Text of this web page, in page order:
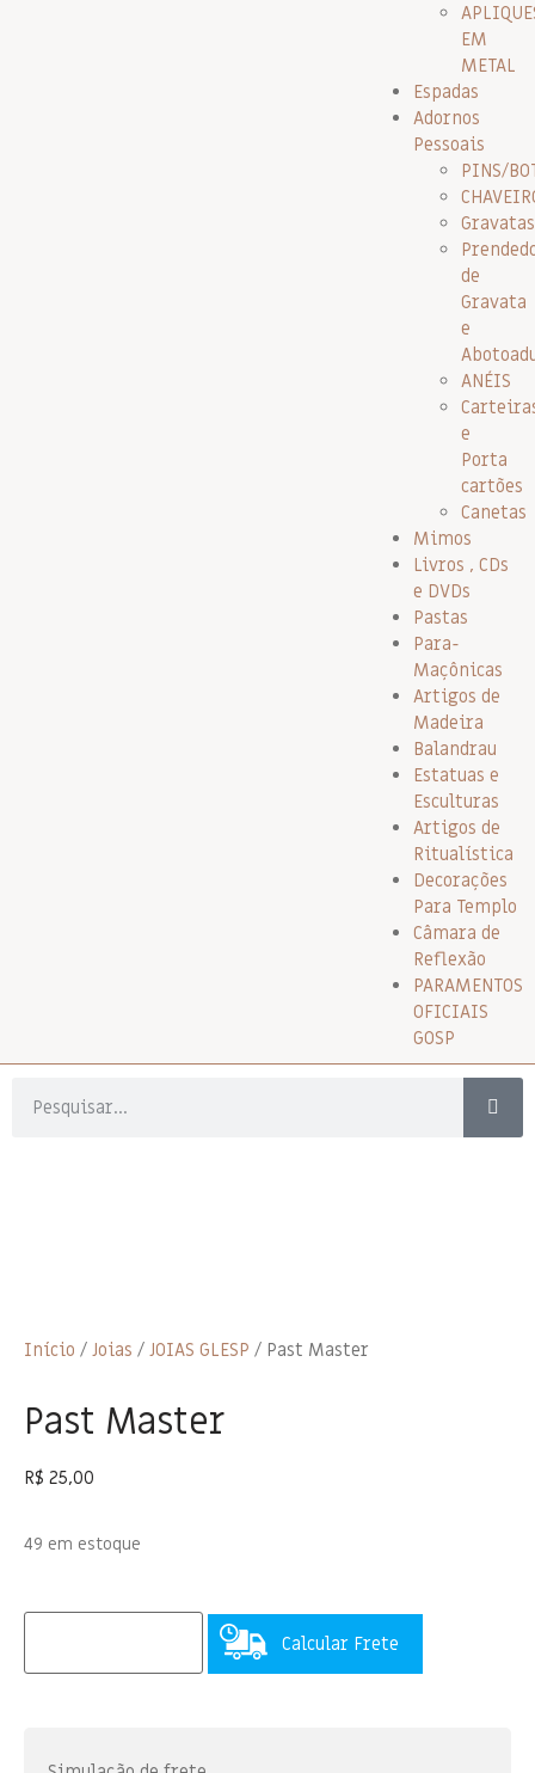
EM
METAL
Espadas
Adornos
Pessoais
PINS/
Gravatas
de
Gravata
e
ANÉIS
e
Porta
cartões
Canetas
Mimos
Livros , CDs
e DVDs
Pastas
Para-
Maçônicas
Artigos de
Madeira
Balandrau
Estatuas e
Esculturas
Artigos de
Ritualística
Decorações
Para Templo
Câmara de
Reflexão
PARAMENTOS
OFICIAIS
GOSP
Início / Joias / JOIAS GLESP / Past Master
Past Master
R$ 25,00
49 em estoque
Calcular Frete